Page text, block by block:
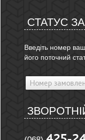
СТАТУС
Введіть номер
його поточний